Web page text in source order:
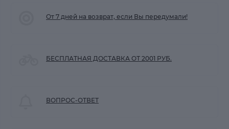
От 7 дней на возврат, если Вы передумали!
БЕСПЛАТНАЯ ДОСТАВКА ОТ 2001 РУБ.
ВОПРОС-ОТВЕТ